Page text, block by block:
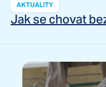
AKTUALITY
Jak se chovat